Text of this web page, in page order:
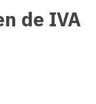
de IVA